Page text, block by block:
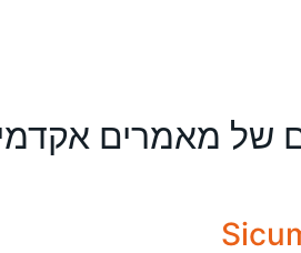
של מאמרים